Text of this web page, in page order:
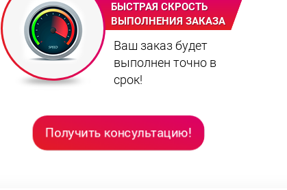
БЫСТРАЯ СКРОСТЬ
ВЫПОЛНЕНИЯ ЗАКАЗА
Ваш заказ будет
выполнен точно в
срок!
Получить консультацию!